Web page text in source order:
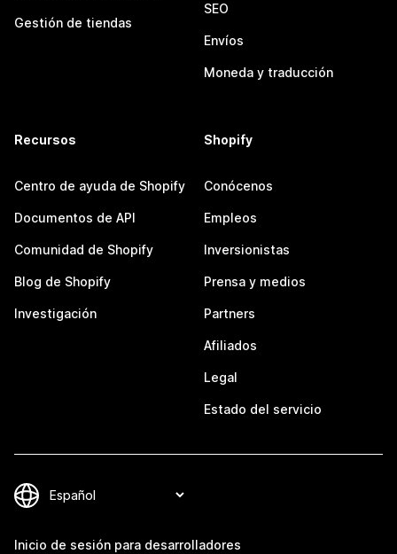
Gestión de tiendas
SEO
Envíos
Moneda y traducción
Recursos
Centro de ayuda de Shopify
Documentos de API
Comunidad de Shopify
Blog de Shopify
Investigación
Shopify
Conócenos
Empleos
Inversionistas
Prensa y medios
Partners
Afiliados
Legal
Estado del servicio
Inicio de sesión para desarrolladores